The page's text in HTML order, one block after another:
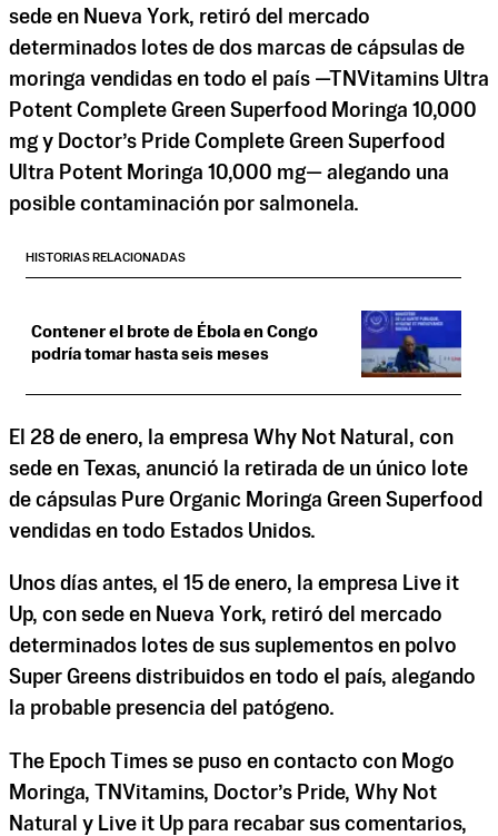
sede en Nueva York, retiró del mercado
determinados lotes de dos marcas de cápsulas de
moringa vendidas en todo el país —TNVitamins Ultra
Potent Complete Green Superfood Moringa 10,000
mg y Doctor’s Pride Complete Green Superfood
Ultra Potent Moringa 10,000 mg— alegando una
posible contaminación por salmonela.
HISTORIAS RELACIONADAS
Contener el brote de Ébola en Congo
podría tomar hasta seis meses
El 28 de enero, la empresa Why Not Natural, con
sede en Texas, anunció la retirada de un único lote
de cápsulas Pure Organic Moringa Green Superfood
vendidas en todo Estados Unidos.
Unos días antes, el 15 de enero, la empresa Live it
Up, con sede en Nueva York, retiró del mercado
determinados lotes de sus suplementos en polvo
Super Greens distribuidos en todo el país, alegando
la probable presencia del patógeno.
The Epoch Times se puso en contacto con Mogo
Moringa, TNVitamins, Doctor’s Pride, Why Not
Natural y Live it Up para recabar sus comentarios,